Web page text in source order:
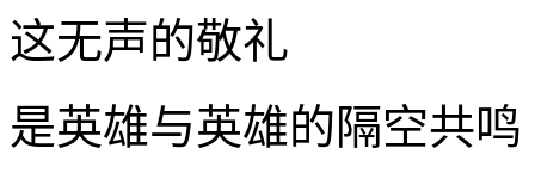
这无声的敬礼
是英雄与英雄的隔空共鸣